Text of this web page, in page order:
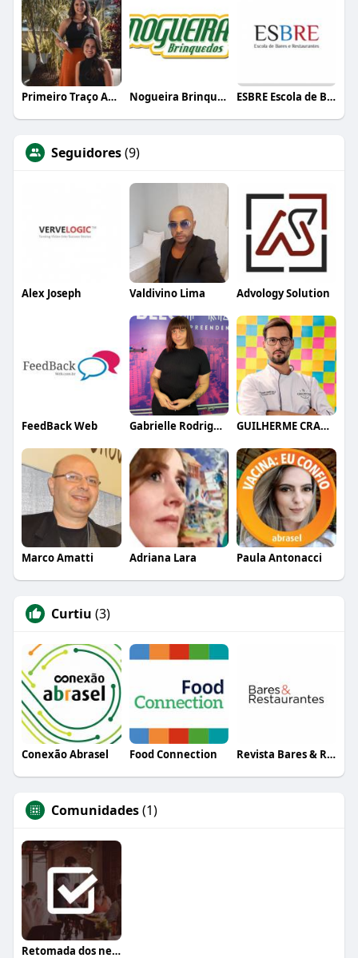
Primeiro Traço Arquitetura Nogueira Brinquedos ESBRE Escola de Bares e Restaurantes
Seguidores(9)
Alex Joseph Valdivino Lima Advology Solution
FeedBack Web Gabrielle Rodrigues GUILHERME CRAMER BALLE
Marco Amatti Adriana Lara Paula Antonacci
Curtiu (3)
Conexão Abrasel Food Connection Revista Bares & Restaurantes
Comunidades(1)
Retomada dos negócios